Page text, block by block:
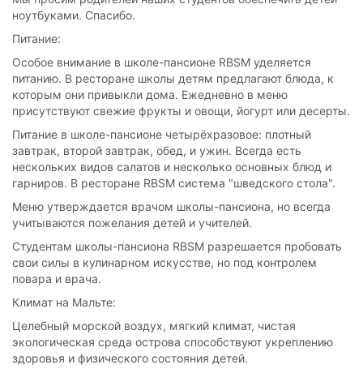
ноутбуками. Спасибо.
Питание:
Особое внимание в школе-пансионе RBSM уделяется
питанию. В ресторане школы детям предлагают блюда, к
которым они привыкли дома. Ежедневно в меню
присутствуют свежие фрукты и овощи, йогурт или десерты.
Питание в школе-пансионе четырёхразовое: плотный
завтрак, второй завтрак, обед, и ужин. Всегда есть
нескольких видов салатов и несколько основных блюд и
гарниров. В ресторане RBSM система "шведского стола".
Меню утверждается врачом школы-пансиона, но всегда
учитываются пожелания детей и учителей.
Студентам школы-пансиона RBSM разрешается пробовать
свои силы в кулинарном искусстве, но под контролем
повара и врача.
Климат на Мальте:
Целебный морской воздух, мягкий климат, чистая
экологическая среда острова способствуют укреплению
здоровья и физического состояния детей.